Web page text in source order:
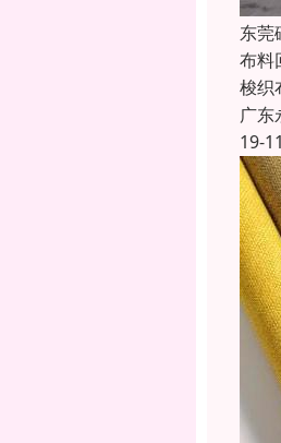
东莞
布料
梭织
广东
19-